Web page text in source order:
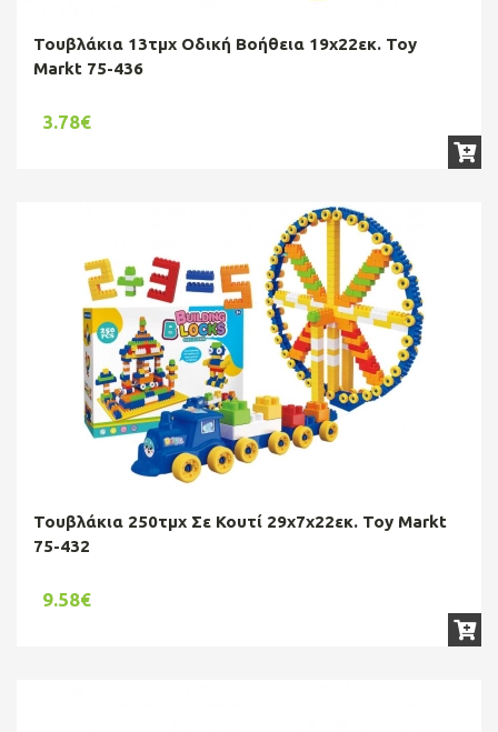
Τουβλάκια 13τμχ Οδική Βοήθεια 19x22εκ. Toy
Markt 75-436
3.78€
Τουβλάκια 250τμχ Σε Κουτί 29x7x22εκ. Toy Markt
75-432
9.58€